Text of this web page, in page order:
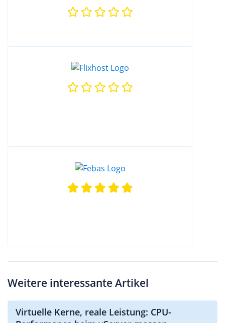
Weitere interessante Artikel
Virtuelle Kerne, reale Leistung: CPU-